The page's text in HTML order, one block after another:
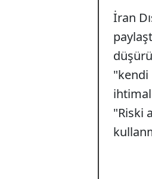
İran
"kendi
"Riski